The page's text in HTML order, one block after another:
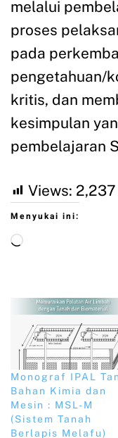
melalui
proses
pada
pengetahuan/
kritis, dan
kesimpulan
pembelajaran
Views: 2,237
Menyukai ini:
Monograf IPAL
Bahan Kimia dan
Mesin : MSL-M
(Sistem Tanah
Berlapis Melafu)